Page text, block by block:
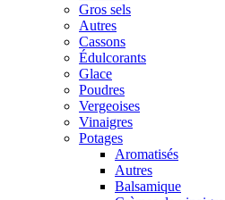
Gros sels
Autres
Cassons
Édulcorants
Glace
Poudres
Vergeoises
Vinaigres
Potages
Aromatisés
Autres
Balsamique